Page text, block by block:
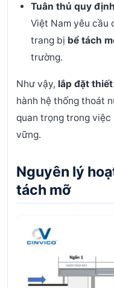
Tuân thủ quy
Việt Nam yêu cầu
trang bị bể tách
trường.
Như vậy, lắp đặt
hành hệ thống thoát
quan trọng trong việc
vững.
Nguyên lý
tách mỡ